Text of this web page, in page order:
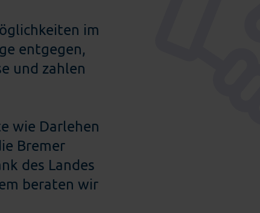
im
entgegen,
und zahlen
wie Darlehen
Bremer
des Landes
beraten wir